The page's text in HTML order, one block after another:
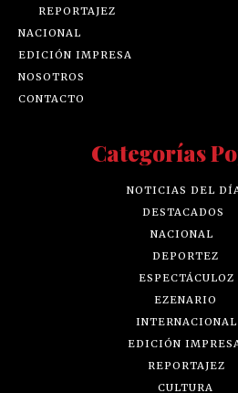
REPORTAJEZ
NACIONAL
EDICIÓN IMPRESA
NOSOTROS
CONTACTO
Categorías
NOTICIAS DEL
DESTACADOS
NACIONAL
DEPORTEZ
ESPECTÁCULOZ
EZENARIO
INTERNACIONAL
EDICIÓN
REPORTAJEZ
CULTURA